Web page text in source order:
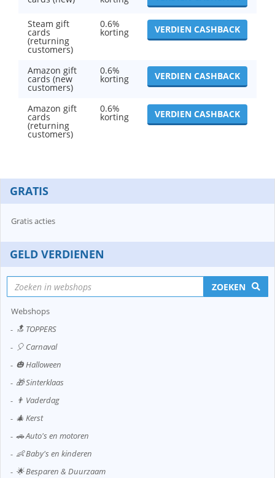
Steam gift
cards
(returning
customers)
0.6%
korting VERDIEN CASHBACK
Amazon gift
cards (new
customers)
0.6%
korting VERDIEN CASHBACK
Amazon gift
cards
(returning
customers)
0.6%
korting VERDIEN CASHBACK
GRATIS
Gratis acties
GELD VERDIENEN
ZOEKEN
Webshops
🔝 TOPPERS
🎈 Carnaval
🎃 Halloween
🎁 Sinterklaas
👨 Vaderdag
🎄 Kerst
🚗 Auto's en motoren
👶 Baby's en kinderen
🌟 Besparen & Duurzaam